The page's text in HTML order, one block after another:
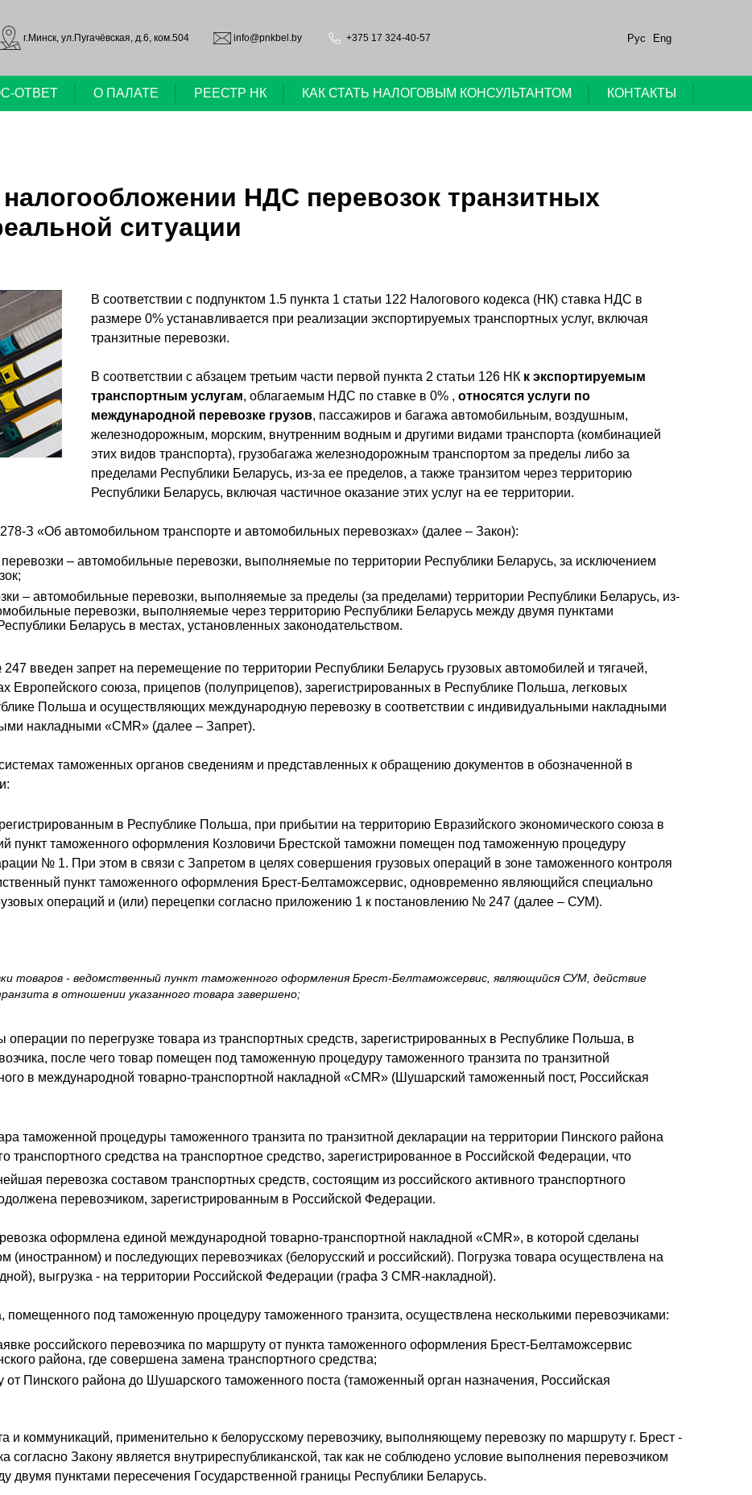
г.Минск, ул.Пугачёвская, д.6, ком.504 info@pnkbel.by +375 17 324-40-57 Рус Eng
ОТВЕТ О ПАЛАТЕ РЕЕСТР НК КАК СТАТЬ НАЛОГОВЫМ КОНСУЛЬТАНТОМ КОНТАКТЫ
НДС перевозок транзитных
ситуации
В соответствии с подпунктом 1.5 пункта 1 статьи 122 Налогового кодекса (НК) ставка НДС в
размере 0% устанавливается при реализации экспортируемых транспортных услуг, включая
транзитные перевозки.
В соответствии с абзацем третьим части первой пункта 2 статьи 126 НК к экспортируемым
транспортным услугам, облагаемым НДС по ставке в 0% ,относятся услуги по
международной перевозке грузов, пассажиров и багажа автомобильным, воздушным,
железнодорожным, морским, внутренним водным и другими видами транспорта (комбинацией
этих видов транспорта), грузобагажа железнодорожным транспортом за пределы либо за
пределами Республики Беларусь, из-за ее пределов, а также транзитом через территорию
Республики Беларусь, включая частичное оказание этих услуг на ее территории.
З «Об автомобильном транспорте и автомобильных перевозках» (далее – Закон):
– автомобильные перевозки, выполняемые по территории Республики Беларусь, за исключением
– автомобильные перевозки, выполняемые за пределы (за пределами) территории Республики Беларусь, из-
перевозки, выполняемые через территорию Республики Беларусь между двумя пунктами
Беларусь в местах, установленных законодательством.
введен запрет на перемещение по территории Республики Беларусь грузовых автомобилей и тягачей,
Европейского союза, прицепов (полуприцепов), зарегистрированных в Республике Польша, легковых
Польша и осуществляющих международную перевозку в соответствии с индивидуальными накладными
накладными «CMR» (далее – Запрет).
таможенных органов сведениям и представленных к обращению документов в обозначенной в
в Республике Польша, при прибытии на территорию Евразийского экономического союза в
пункт таможенного оформления Козловичи Брестской таможни помещен под таможенную процедуру
№ 1. При этом в связи с Запретом в целях совершения грузовых операций в зоне таможенного контроля
пункт таможенного оформления Брест-Белтаможсервис, одновременно являющийся специально
операций и (или) перецепки согласно приложению 1 к постановлению № 247 (далее – СУМ).
товаров - ведомственный пункт таможенного оформления Брест-Белтаможсервис, являющийся СУМ, действие
в отношении указанного товара завершено;
по перегрузке товара из транспортных средств, зарегистрированных в Республике Польша, в
после чего товар помещен под таможенную процедуру таможенного транзита по транзитной
в международной товарно-транспортной накладной «CMR» (Шушарский таможенный пост, Российская
таможенной процедуры таможенного транзита по транзитной декларации на территории Пинского района
транспортного средства на транспортное средство, зарегистрированное в Российской Федерации, что
перевозка составом транспортных средств, состоящим из российского активного транспортного
перевозчиком, зарегистрированным в Российской Федерации.
оформлена единой международной товарно-транспортной накладной «CMR», в которой сделаны
(иностранном) и последующих перевозчиках (белорусский и российский). Погрузка товара осуществлена на
выгрузка - на территории Российской Федерации (графа 3 CMR-накладной).
помещенного под таможенную процедуру таможенного транзита, осуществлена несколькими перевозчиками:
российского перевозчика по маршруту от пункта таможенного оформления Брест-Белтаможсервис
района, где совершена замена транспортного средства;
Пинского района до Шушарского таможенного поста (таможенный орган назначения, Российская
и коммуникаций, применительно к белорусскому перевозчику, выполняющему перевозку по маршруту г. Брест -
согласно Закону является внутриреспубликанской, так как не соблюдено условие выполнения перевозчиком
двумя пунктами пересечения Государственной границы Республики Беларусь.